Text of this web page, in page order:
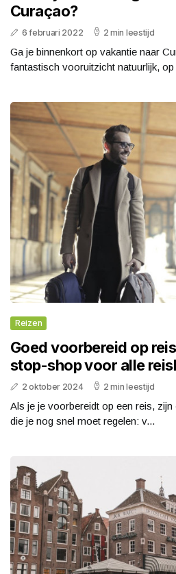
Curaçao?
6 februari 2022 2 min leestijd
Ga je binnenkort op vakantie naar
fantastisch vooruitzicht natuurlijk, op
Reizen
Goed voorbereid op
stop-shop voor alle
2 oktober 2024 2 min leestijd
Als je je voorbereidt op een reis, zijn
die je nog snel moet regelen: v...